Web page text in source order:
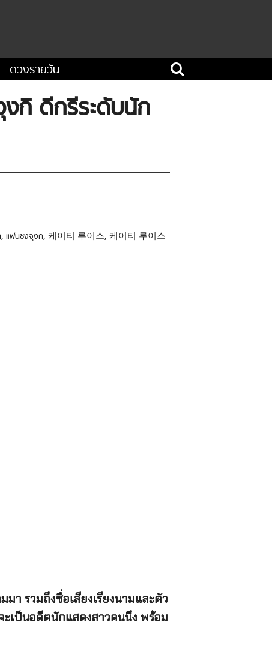
ดวงรายวัน
กิ ดีกรีระดับนัก
า รวมถึงชื่อเสียงเรียงนามและตัว
เป็นอดีตนักแสดงสาวคนนึง พร้อม